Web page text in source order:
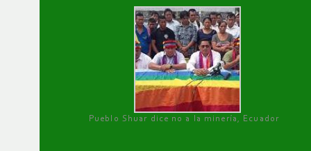
Pueblo Shuar dice no a la minería, Ecuador